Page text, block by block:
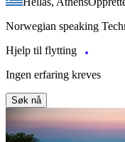
Norwegian speaking
Hjelp til flytting
Ingen erfaring kreves
Søk nå